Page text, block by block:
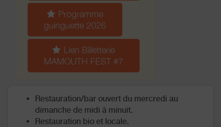
Programme
guinguette 2026
Lien Billetterie
MAMOUTH FEST #7
Restauration/bar ouvert du mercredi au
dimanche de midi à minuit.
Restauration bio et locale.